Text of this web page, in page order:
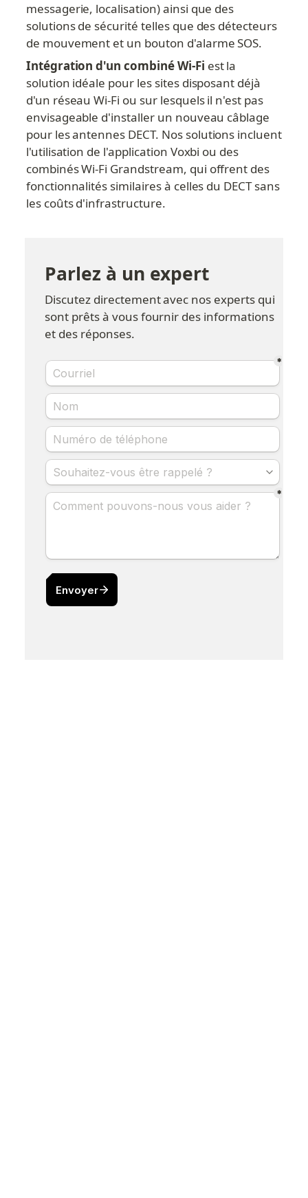
messagerie, localisation) ainsi que des
solutions de sécurité telles que des détecteurs
de mouvement et un bouton d'alarme SOS.
Intégration d'un combiné Wi-Fi est la
solution idéale pour les sites disposant déjà
d'un réseau Wi-Fi ou sur lesquels il n'est pas
envisageable d'installer un nouveau câblage
pour les antennes DECT. Nos solutions incluent
l'utilisation de l'application Voxbi ou des
combinés Wi-Fi Grandstream, qui offrent des
fonctionnalités similaires à celles du DECT sans
les coûts d'infrastructure.
Parlez à un expert
Discutez directement avec nos experts qui
sont prêts à vous fournir des informations
et des réponses.